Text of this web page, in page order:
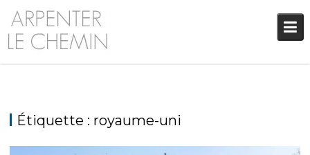
Skip
content
Étiquette : royaume-uni